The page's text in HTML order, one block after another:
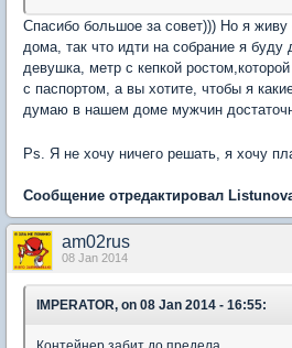
Спасибо большое за совет))) Но я
дома, так что идти на собрание я буду
девушка, метр с кепкой
с паспортом, а вы хотите, чтобы я
думаю в нашем доме мужчин
Ps. Я не хочу ничего решать, я хочу
Сообщение отредактировал
am02rus
08 Jan 2014
IMPERATOR, on 08 Jan 2014 - 16:55: